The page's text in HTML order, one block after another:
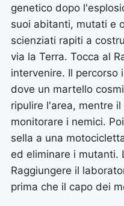
genetico dopo
suoi abitanti, mutati e
scienziati rapiti a
via la Terra. Tocca al
intervenire. Il percorso
dove un martello
ripulire l'area, mentre
monitorare i nemici.
sella a una
ed eliminare i mutanti.
Raggiungere il
prima che il capo dei